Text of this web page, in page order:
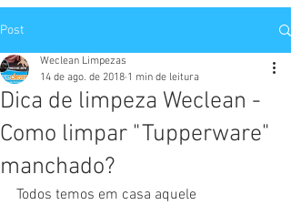
Post
Dica de limpeza Weclean -
Como limpar "Tupperware"
manchado?
Weclean Limpezas
14 de ago. de 2018 1 min de leitura
Todos temos em casa aquele